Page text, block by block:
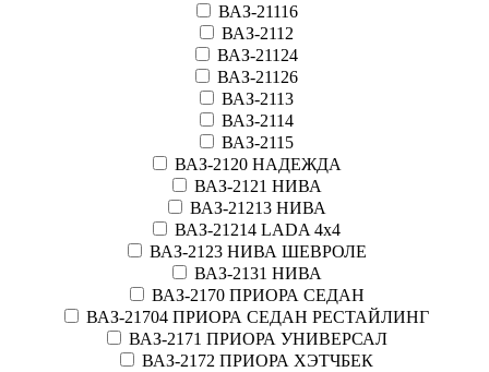
ВАЗ-21116
ВАЗ-2112
ВАЗ-21124
ВАЗ-21126
ВАЗ-2113
ВАЗ-2114
ВАЗ-2115
ВАЗ-2120 НАДЕЖДА
ВАЗ-2121 НИВА
ВАЗ-21213 НИВА
ВАЗ-21214 LADA 4х4
ВАЗ-2123 НИВА ШЕВРОЛЕ
ВАЗ-2131 НИВА
ВАЗ-2170 ПРИОРА СЕДАН
ВАЗ-21704 ПРИОРА СЕДАН РЕСТАЙЛИНГ
ВАЗ-2171 ПРИОРА УНИВЕРСАЛ
ВАЗ-2172 ПРИОРА ХЭТЧБЕК